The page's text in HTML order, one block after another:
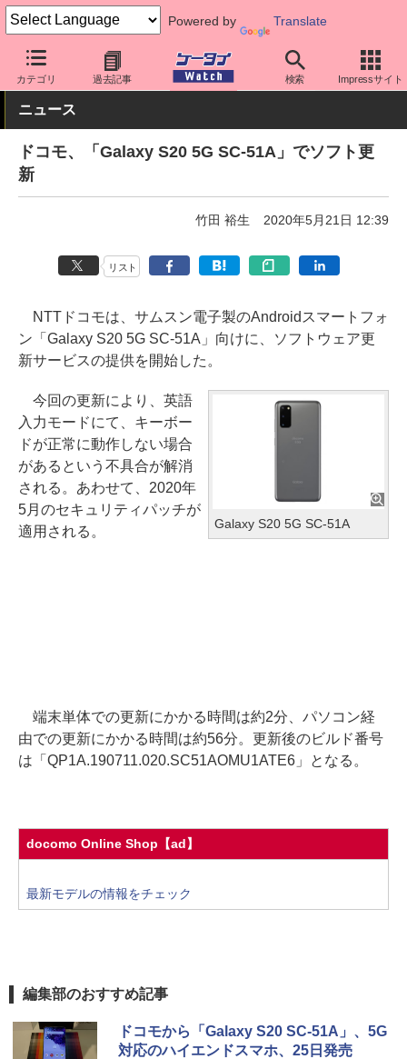
Powered by Translate
カテゴリ 過去記事 検索 Impressサイト
ケータイ Watch キャリア ドコモ ソフト更新
ニュース
ドコモ、「Galaxy S20 5G SC-51A」でソフト更
新
竹田 裕生 2020年5月21日 12:39
リスト
NTTドコモは、サムスン電子製のAndroidスマートフォ
ン「Galaxy S20 5G SC-51A」向けに、ソフトウェア更
新サービスの提供を開始した。
Galaxy S20 5G SC-51A
今回の更新により、英語
入力モードにて、キーボー
ドが正常に動作しない場合
があるという不具合が解消
される。あわせて、2020年
5月のセキュリティパッチが
適用される。
端末単体での更新にかかる時間は約2分、パソコン経
由での更新にかかる時間は約56分。更新後のビルド番号
は「QP1A.190711.020.SC51AOMU1ATE6」となる。
docomo Online Shop【ad】
最新モデルの情報をチェック
編集部のおすすめ記事
ドコモから「Galaxy S20 SC-51A」、5G
対応のハイエンドスマホ、25日発売